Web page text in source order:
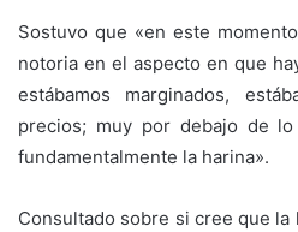
Sostuvo que «en este
notoria en el aspecto en que
estábamos marginados,
precios; muy por debajo de
fundamentalmente la harina».
Consultado sobre si cree que la